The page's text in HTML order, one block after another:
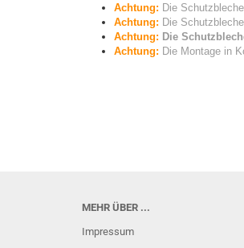
Achtung: Die
Achtung: Die
Achtung: Die
Achtung: Die Montage in
MEHR ÜBER ...
Impressum